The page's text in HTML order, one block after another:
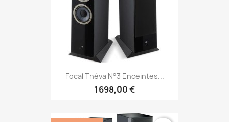
Focal Théva N°3 Enceintes...
1 698,00 €